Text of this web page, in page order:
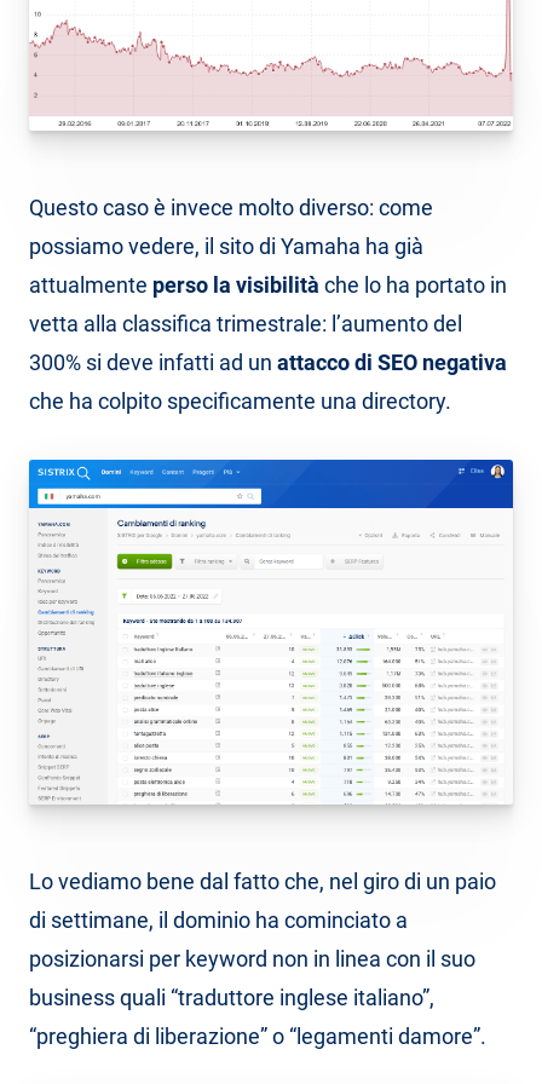
Questo caso è invece molto diverso: come
possiamo vedere, il sito di Yamaha ha già
attualmente perso la visibilità che lo ha portato in
vetta alla classifica trimestrale: l’aumento del
300% si deve infatti ad un attacco di SEO negativa
che ha colpito specificamente una directory.
Lo vediamo bene dal fatto che, nel giro di un paio
di settimane, il dominio ha cominciato a
posizionarsi per keyword non in linea con il suo
business quali “traduttore inglese italiano”,
“preghiera di liberazione” o “legamenti damore”.